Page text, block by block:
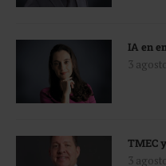
IA en
3
TMEC
3